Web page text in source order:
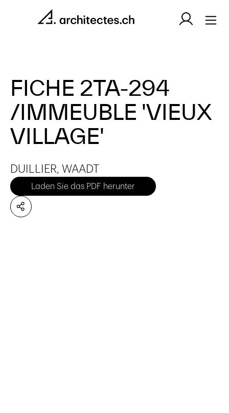
FICHE 2TA-294
/IMMEUBLE 'VIEUX
VILLAGE'
DUILLIER, WAADT
Laden Sie das PDF herunter